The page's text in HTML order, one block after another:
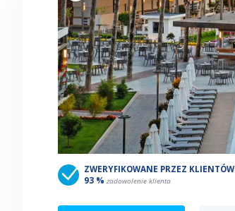
ZWERYFIKOWANE PRZEZ KLIENTÓW
93 % zadowolenie klienta